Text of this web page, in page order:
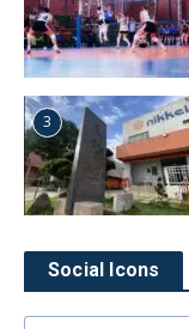
3
Social Icons